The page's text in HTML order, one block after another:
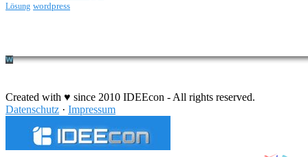
Lösung wordpress
Created with ♥ since 2010 IDEEcon - All rights reserved.
Datenschutz · Impressum